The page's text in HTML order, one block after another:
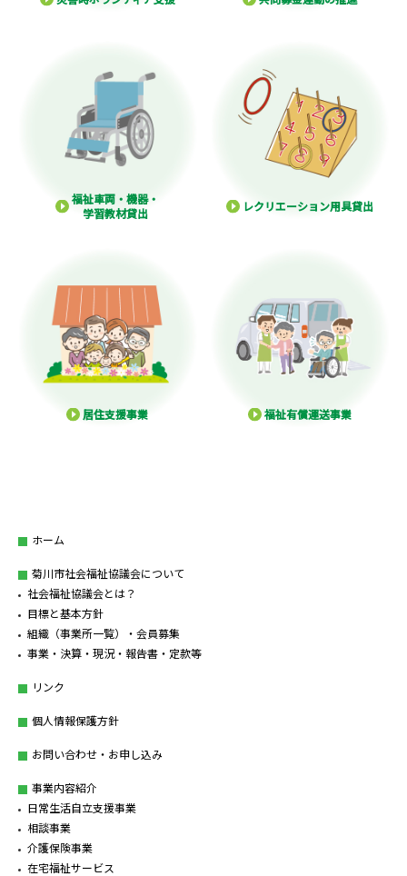
福祉車両・機器・
学習教材貸出
レクリエーション用具貸出
居住支援事業 福祉有償運送事業
ホーム
菊川市社会福祉協議会について
社会福祉協議会とは？
目標と基本方針
組織（事業所一覧）・会員募集
事業・決算・現況・報告書・定款等
リンク
個人情報保護方針
お問い合わせ・お申し込み
事業内容紹介
日常生活自立支援事業
相談事業
介護保険事業
在宅福祉サービス